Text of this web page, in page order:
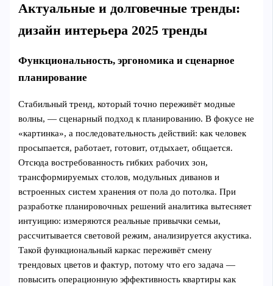
Актуальные и долговечные тренды:
дизайн интерьера 2025 тренды
Функциональность, эргономика и сценарное
планирование
Стабильный тренд, который точно переживёт модные
волны, — сценарный подход к планированию. В фокусе не
«картинка», а последовательность действий: как человек
просыпается, работает, готовит, отдыхает, общается.
Отсюда востребованность гибких рабочих зон,
трансформируемых столов, модульных диванов и
встроенных систем хранения от пола до потолка. При
разработке планировочных решений аналитика вытесняет
интуицию: измеряются реальные привычки семьи,
рассчитывается световой режим, анализируется акустика.
Такой функциональный каркас переживёт смену
трендовых цветов и фактур, потому что его задача —
повысить операционную эффективность квартиры как